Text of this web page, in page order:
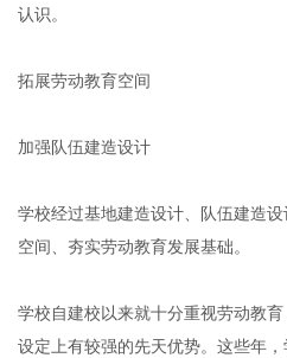
认识。
拓展劳动教育空间
加强队伍建造设计
学校经过基地建造设计、队伍建造
空间、夯实劳动教育发展基础。
学校自建校以来就十分重视劳动教
设定上有较强的先天优势。这些年